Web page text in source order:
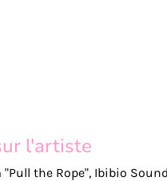
l'artiste
the Rope", Ibibio